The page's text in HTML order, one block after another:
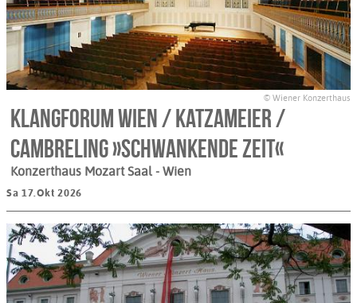
© Wiener Konzerthaus
Klangforum Wien / Katzameier /
Cambreling »Schwankende Zeit«
Konzerthaus Mozart Saal - Wien
Sa 17.Okt 2026